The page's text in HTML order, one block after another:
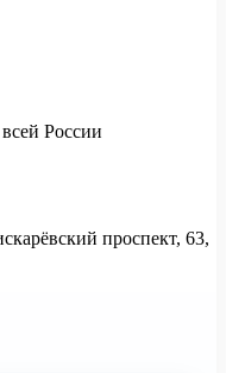
России
проспект, 63,